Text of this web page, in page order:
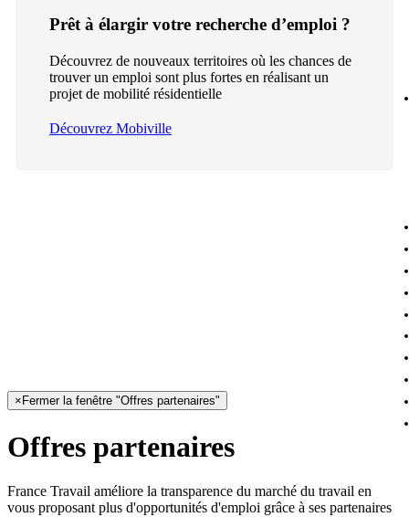
Prêt à élargir votre recherche d’emploi ?
Découvrez de nouveaux territoires où les chances de
trouver un emploi sont plus fortes en réalisant un
projet de mobilité résidentielle
Découvrez Mobiville
× Fermer la fenêtre "Offres partenaires"
Offres partenaires
France Travail améliore la transparence du marché du travail en
vous proposant plus d'opportunités d'emploi grâce à ses partenaires